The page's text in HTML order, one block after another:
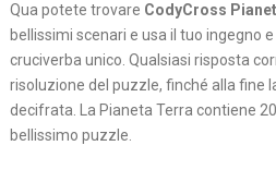
Qua potete trovare CodyCross
bellissimi scenari e usa il tuo ingegno
cruciverba unico. Qualsiasi risposta
risoluzione del puzzle, finché alla fine
decifrata. La Pianeta Terra contiene
bellissimo puzzle.